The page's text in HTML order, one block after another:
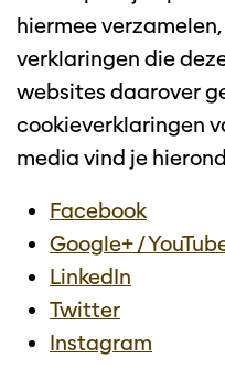
hiermee
verklaringen die
websites daarover
cookieverklaringen
media vind je
Facebook
Google+ /
LinkedIn
Twitter
Instagram